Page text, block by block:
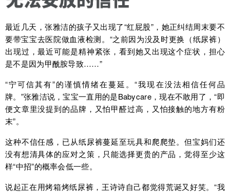
最近几天，张雅洁的孩子又出现了“红屁股”，她正纠结周末要不
要带宝宝去医院做血液检测。“之前因为没及时更换（纸尿裤）
出现过，最近可能是精神紧张，看到她又出现这个症状，担心
是不是因为甲酰胺导致……”
“宁可信其有”的谨慎情绪在蔓延。“我现在没法相信任何品
牌。”张雅洁说，宝宝一直用的是Babycare，现在不敢用了，“即
便文章里没提到的品牌，又怕甲醛过高，又怕接触的地方有粉
末”。
这种不信任感，已从纸尿裤蔓延至玩具和爬爬垫。但宝妈们还
没有想清具体的应对之策，只能选择更贵的产品，觉得至少这
样“中招”的概率会低一些。
说起正在用烤箱烤纸尿裤，王诗诗自己都觉得荒诞又好笑。“我